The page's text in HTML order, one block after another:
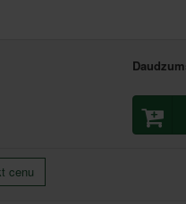
cenu